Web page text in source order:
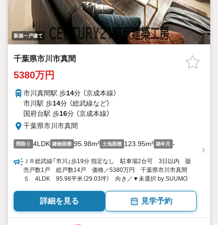
新築一戸建て
千葉県市川市真間
5380万円
市川真間駅 歩14分 （京成本線）
市川駅 歩14分 （総武線など）
国府台駅 歩16分 （京成本線）
千葉県市川市真間
間取り 4LDK 建物面積 95.98m² 土地面積 123.95m² 築年月 -
ＪＲ総武線「市川」歩19分 指定なし 駐車場2台可 3日以内 販
売戸数1戸 総戸数14戸 価格／5380万円 千葉県市川市真間
５ 4LDK 95.98平米（29.03坪） 向き／▼未選択 by SUUMO
詳細を見る 見学予約